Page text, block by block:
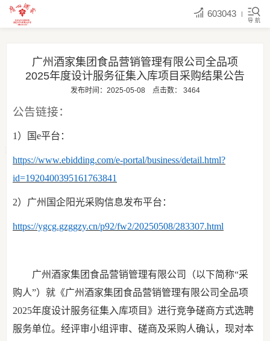
603043
导 航
广州酒家集团食品营销管理有限公司全品项
2025年度设计服务征集入库项目采购结果公告
发布时间：2025-05-08 点击数： 3464
公告链接：
1） 国e平台：
https://www.ebidding.com/e-portal/business/detail.html?
id=1920400395161763841
2） 广州国企阳光采购信息发布平台：
https://ygcg.gzggzy.cn/p92/fw2/20250508/283307.html
广州酒家集团食品营销管理有限公司（以下简称“采
购人”）就《广州酒家集团食品营销管理有限公司全品项
2025年度设计服务征集入库项目》 进行竞争磋商方式选聘
服务单位。经评审小组评审、 磋商及采购人确认，现对本